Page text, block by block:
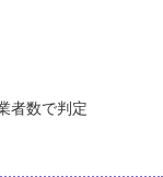
者数で判定